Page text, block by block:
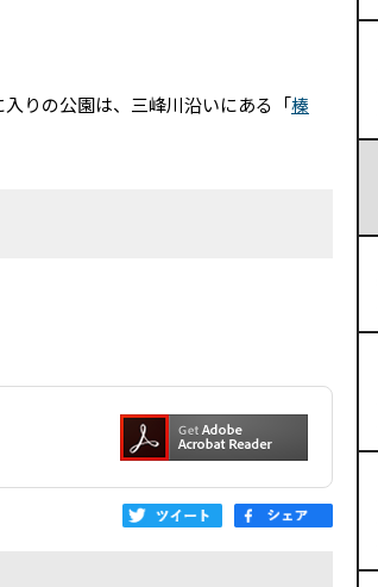
りの公園は、三峰川沿いにある「榛